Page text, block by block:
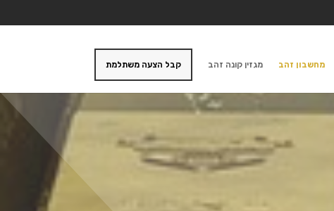
מחשבון זהב מגזין קונה זהב קבל הצעה משתלמת